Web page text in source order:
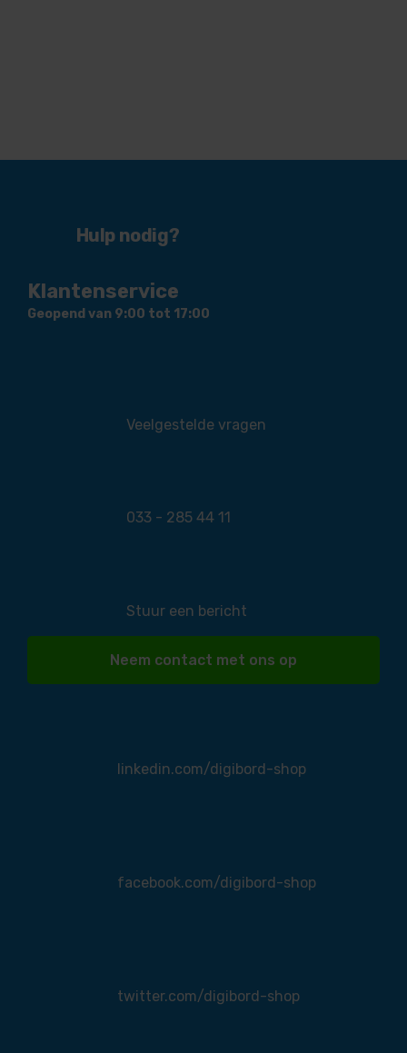
Hulp nodig?
Klantenservice
Geopend van 9:00 tot 17:00
Veelgestelde vragen
033 - 285 44 11
Stuur een bericht
Neem contact met ons op
linkedin.com/digibord-shop
facebook.com/digibord-shop
twitter.com/digibord-shop